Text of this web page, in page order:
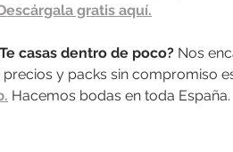
gratis aquí.
casas dentro de poco? Nos
precios y packs sin compromiso
Hacemos bodas en toda España.